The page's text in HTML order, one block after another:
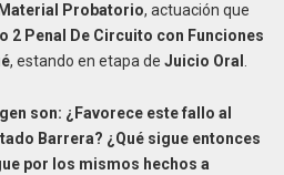
Probatorio, actuación que
2 Penal De Circuito con Funciones
, estando en etapa de Juicio Oral .
son: ¿Favorece este fallo al
Barrera? ¿Qué sigue entonces
por los mismos hechos a